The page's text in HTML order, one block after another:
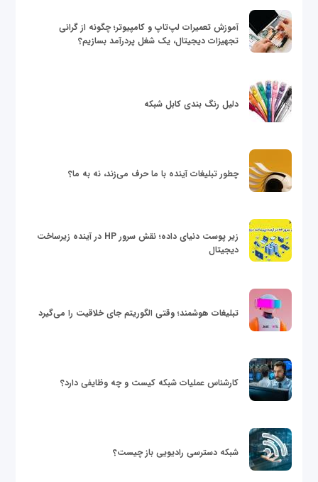
آموزش تعمیرات لپ‌تاپ و کامپیوتر؛ چگونه از گرانی
تجهیزات دیجیتال، یک شغل پردرآمد بسازیم؟
دلیل رنگ بندی کابل شبکه
چطور تبلیغات آینده با ما حرف می‌زند، نه به ما؟
زیر پوست دنیای داده؛ نقش سرور HP در آینده زیرساخت
دیجیتال
تبلیغات هوشمند؛ وقتی الگوریتم جای خلاقیت را می‌گیرد
کارشناس عملیات شبکه کیست و چه وظایفی دارد؟
شبکه دسترسی رادیویی باز چیست؟